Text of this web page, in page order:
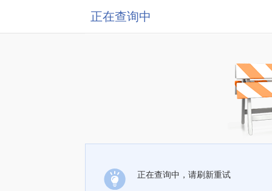
正在查询中
正在查询中，请刷新重试